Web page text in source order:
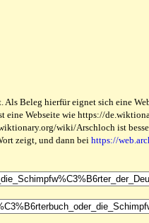
Beleg hierfür eignet sich eine
Webseite wie https://
wiki/Arschloch ist
zeigt, und dann bei https://